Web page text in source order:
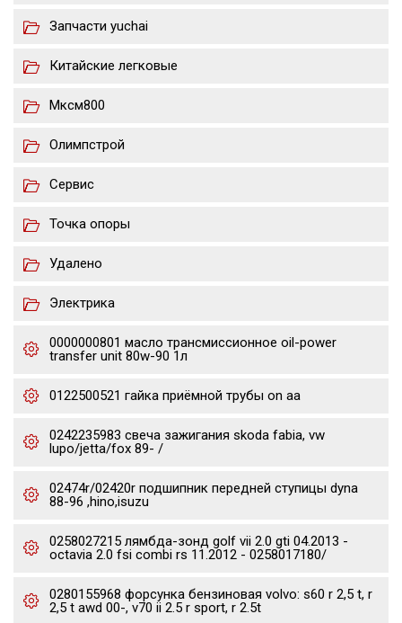
Запчасти yuchai
Китайские легковые
Мксм800
Олимпстрой
Сервис
Точка опоры
Удалено
Электрика
0000000801 масло трансмиссионное oil-power
transfer unit 80w-90 1л
0122500521 гайка приёмной трубы on aa
0242235983 свеча зажигания skoda fabia, vw
lupo/jetta/fox 89- /
02474r/02420r подшипник передней ступицы dyna
88-96 ,hino,isuzu
0258027215 лямбда-зонд golf vii 2.0 gti 04.2013 -
octavia 2.0 fsi combi rs 11.2012 - 0258017180/
0280155968 форсунка бензиновая volvo: s60 r 2,5 t, r
2,5 t awd 00-, v70 ii 2.5 r sport, r 2.5t